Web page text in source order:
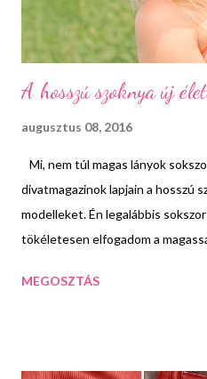
A hosszú szoknya új
augusztus 08, 2016
Mi, nem túl magas lányok
divatmagazinok lapjain a hosszú
modelleket. Én legalábbis
tökéletesen elfogadom a
borzasztóan tudom irigyelni a
MEGOSZTÁS